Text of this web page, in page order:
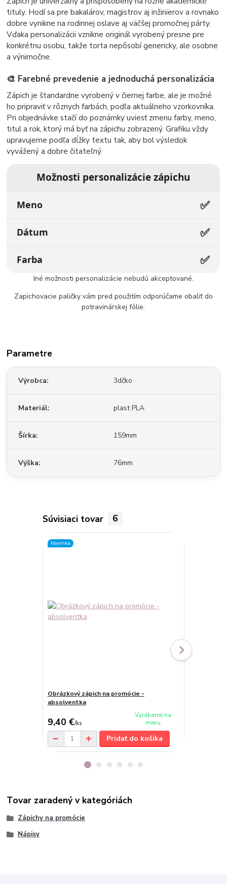
tituly. Hodí sa pre bakalárov, magistrov aj inžinierov a rovnako
dobre vynikne na rodinnej oslave aj väčšej promočnej párty.
Vďaka personalizácii vznikne originál vyrobený presne pre
konkrétnu osobu, takže torta nepôsobí genericky, ale osobne
a výnimočne.
🎨 Farebné prevedenie a jednoduchá personalizácia
Zápich je štandardne vyrobený v čiernej farbe, ale je možné
ho pripraviť v rôznych farbách, podľa aktuálneho vzorkovníka.
Pri objednávke stačí do poznámky uviesť zmenu farby, meno,
titul a rok, ktorý má byť na zápichu zobrazený. Grafiku vždy
upravujeme podľa dĺžky textu tak, aby bol výsledok
vyvážený a dobre čitateľný.
Možnosti personalizácie zápichu
Meno ✅
Dátum ✅
Farba ✅
Iné možnosti personalizácie nebudú akceptované.
Zapichovacie paličky vám pred použitím odporúčame obaliť do
potravinárskej fólie.
Parametre
Výrobca 3dčko
Materiál plast PLA
Šírka 159mm
Výška 76mm
Súvisiaci tovar 6
Novinka
Obrázkový zápich na promócie -
absolventka
9,40 €/ks
Vyrábame na
mieru
Pridať do košíka
Tovar zaradený v kategóriách
Zápichy na promócie
Nápisy